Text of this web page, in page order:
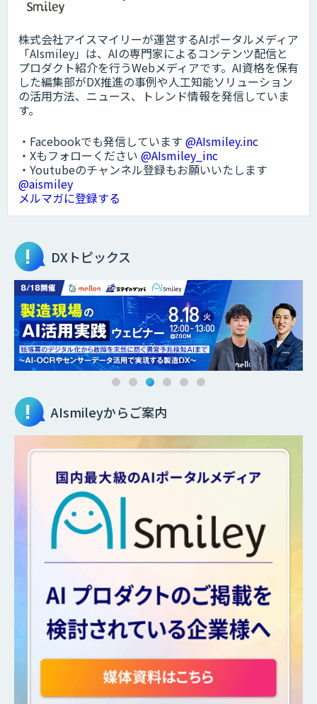
株式会社アイスマイリーが運営するAIポータルメディア
「AIsmiley」は、AIの専門家によるコンテンツ配信と
プロダクト紹介を行うWebメディアです。AI資格を保有
した編集部がDX推進の事例や人工知能ソリューション
の活用方法、ニュース、トレンド情報を発信していま
す。
・Facebookでも発信しています @AIsmiley.inc
・Xもフォローください @AIsmiley_inc
・Youtubeのチャンネル登録もお願いいたします
@aismiley
メルマガに登録する
DXトピックス
AIsmileyからご案内